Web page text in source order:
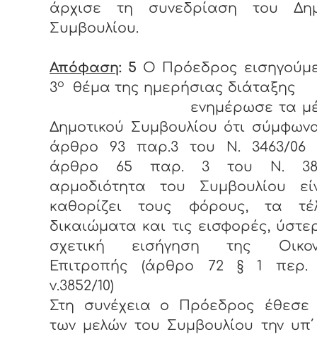
άρχισε τη συνεδρίαση του
Συμβουλίου.
Απόφαση: 5 Ο Πρόεδρος
3ο
θέμα της ημερήσιας διάταξης
ενημέρωσε τα
Δημοτικού Συμβουλίου ότι
άρθρο 93 παρ.3 του Ν. 3463/06
άρθρο 65 παρ. 3 του Ν.
αρμοδιότητα του Συμβουλίου
καθορίζει τους φόρους, τα
δικαιώματα και τις εισφορές,
σχετική εισήγηση της
Επιτροπής (άρθρο 72 § 1
ν.3852/10)
Στη συνέχεια ο Πρόεδρος
των μελών του Συμβουλίου την